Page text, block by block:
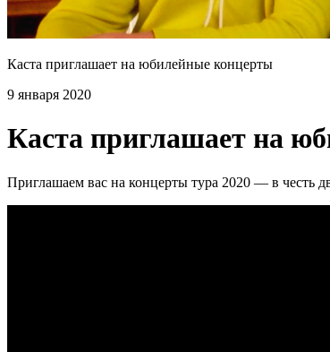
Каста приглашает на юбилейные концерты
9 января 2020
Каста приглашает на
Приглашаем вас на концерты тура 2020 — в честь